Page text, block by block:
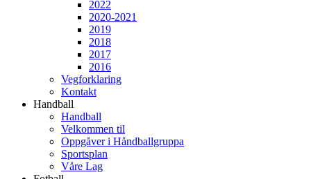
2022
2020-2021
2019
2018
2017
2016
Vegforklaring
Kontakt
Handball
Handball
Velkommen til
Oppgåver i Håndballgruppa
Sportsplan
Våre Lag